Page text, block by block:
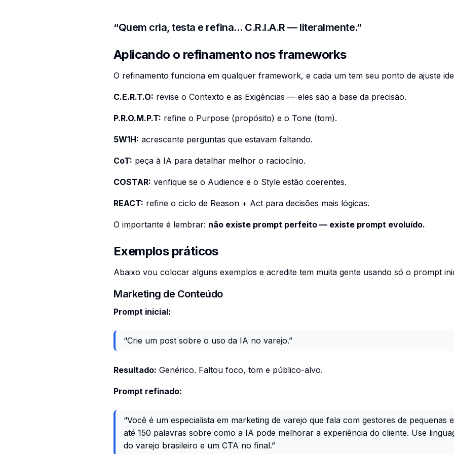
“Quem cria, testa e refina… C.R.I.A.R — literalmente.”
Aplicando o refinamento nos frameworks
O refinamento funciona em qualquer framework, e cada um tem seu ponto de ajuste
C.E.R.T.O: revise o Contexto e as Exigências — eles são a base da precisão.
P.R.O.M.P.T: refine o Purpose (propósito) e o Tone (tom).
5W1H: acrescente perguntas que estavam faltando.
CoT: peça à IA para detalhar melhor o raciocínio.
COSTAR: verifique se o Audience e o Style estão coerentes.
REACT: refine o ciclo de Reason + Act para decisões mais lógicas.
O importante é lembrar: não existe prompt perfeito — existe prompt evoluído.
Exemplos práticos
Abaixo vou colocar alguns exemplos e acredite tem muita gente usando só o prompt
Marketing de Conteúdo
Prompt inicial:
“Crie um post sobre o uso da IA no varejo.”
Resultado: Genérico. Faltou foco, tom e público-alvo.
Prompt refinado:
“Você é um especialista em marketing de varejo que fala com gestores de pequenas
até 150 palavras sobre como a IA pode melhorar a experiência do cliente. Use
do varejo brasileiro e um CTA no final.”